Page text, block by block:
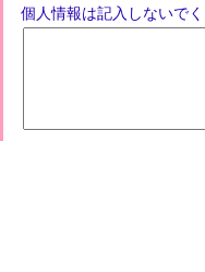
個人情報は記入しないで